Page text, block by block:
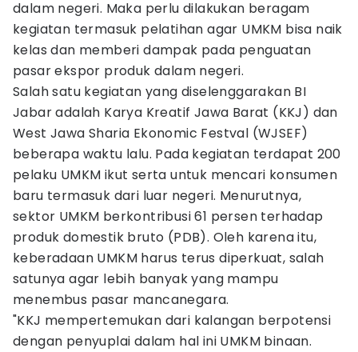
dalam negeri. Maka perlu dilakukan beragam
kegiatan termasuk pelatihan agar UMKM bisa naik
kelas dan memberi dampak pada penguatan
pasar ekspor produk dalam negeri.
Salah satu kegiatan yang diselenggarakan BI
Jabar adalah Karya Kreatif Jawa Barat (KKJ) dan
West Jawa Sharia Ekonomic Festval (WJSEF)
beberapa waktu lalu. Pada kegiatan terdapat 200
pelaku UMKM ikut serta untuk mencari konsumen
baru termasuk dari luar negeri. Menurutnya,
sektor UMKM berkontribusi 61 persen terhadap
produk domestik bruto (PDB). Oleh karena itu,
keberadaan UMKM harus terus diperkuat, salah
satunya agar lebih banyak yang mampu
menembus pasar mancanegara.
"KKJ mempertemukan dari kalangan berpotensi
dengan penyuplai dalam hal ini UMKM binaan.